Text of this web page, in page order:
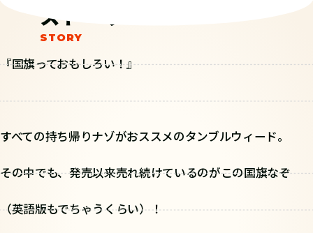
ストーリー
『国旗っておもしろい！』
すべての持ち帰りナゾがおススメのタンブルウィード。
その中でも、発売以来売れ続けているのがこの国旗なぞ
（英語版もでちゃうくらい）！